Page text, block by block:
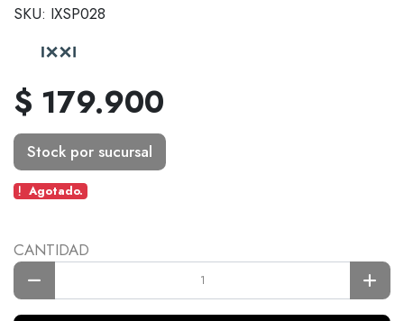
SKU: IXSP028
$ 179.900
Stock por sucursal
Agotado.
CANTIDAD